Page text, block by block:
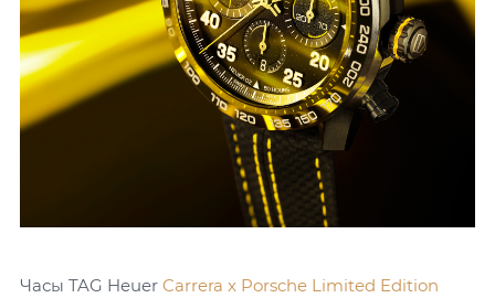
Часы TAG Heuer Carrera x Porsche Limited Edition